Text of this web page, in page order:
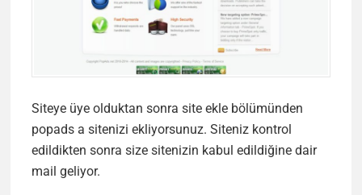
Siteye üye olduktan sonra site ekle bölümünden
popads a sitenizi ekliyorsunuz. Siteniz kontrol
edildikten sonra size sitenizin kabul edildiğine dair
mail geliyor.